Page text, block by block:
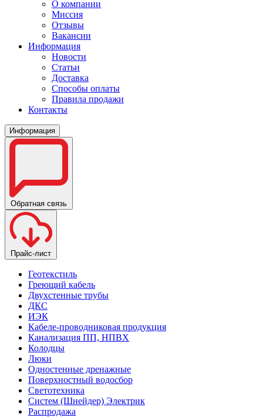
О компании
Миссия
Отзывы
Вакансии
Информация
Новости
Статьи
Доставка
Способы оплаты
Правила продажи
Контакты
Информация
Обратная связь
Прайс-лист
Геотекстиль
Греющий кабель
Двухстенные трубы
ДКС
ИЭК
Кабеле-проводниковая продукция
Канализация ПП, НПВХ
Колодцы
Люки
Одностенные дренажные
Поверхностный водосбор
Светотехника
Систем (Шнейдер) Электрик
Распродажа